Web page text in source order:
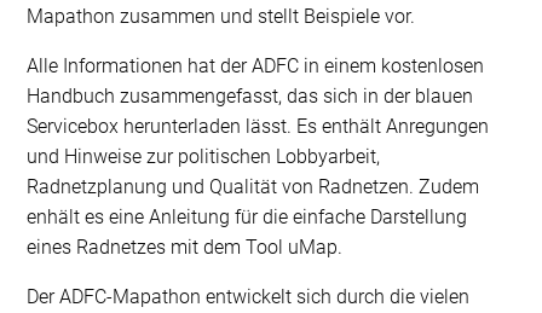
Mapathon zusammen und stellt Beispiele vor.
Alle Informationen hat der ADFC in einem kostenlosen
Handbuch zusammengefasst, das sich in der blauen
Servicebox herunterladen lässt. Es enthält Anregungen
und Hinweise zur politischen Lobbyarbeit,
Radnetzplanung und Qualität von Radnetzen. Zudem
enhält es eine Anleitung für die einfache Darstellung
eines Radnetzes mit dem Tool uMap.
Der ADFC-Mapathon entwickelt sich durch die vielen